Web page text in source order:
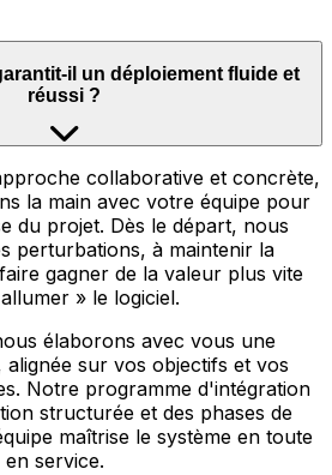
il un déploiement fluide et
réussi ?
collaborative et concrète,
la main avec votre équipe pour
du projet. Dès le départ, nous
perturbations, à maintenir la
gagner de la valeur plus vite
» le logiciel.
élaborons avec vous une
sur vos objectifs et vos
Notre programme d'intégration
structurée et des phases de
maîtrise le système en toute
service.